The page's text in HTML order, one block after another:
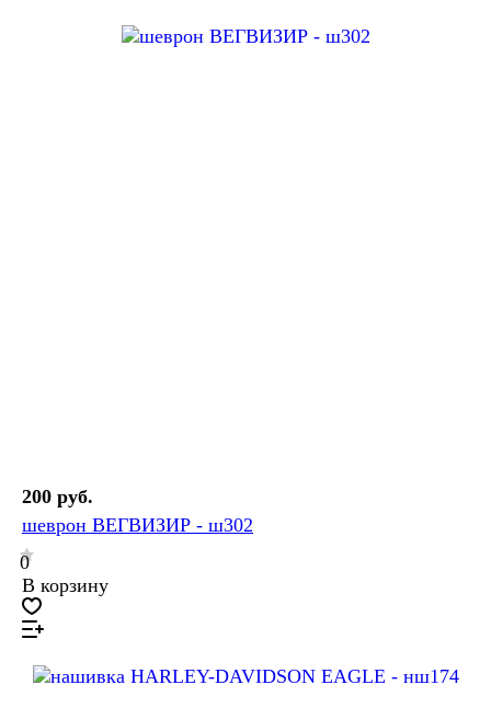
200 руб.
шеврон ВЕГВИЗИР - ш302
0
В корзину